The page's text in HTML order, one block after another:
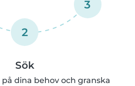
2
3
Sök
dina behov och granska